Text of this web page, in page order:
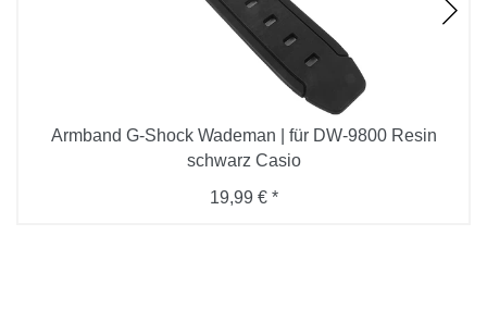
Armband G-Shock Wademan | für DW-9800 Resin
schwarz Casio
19,99 € *